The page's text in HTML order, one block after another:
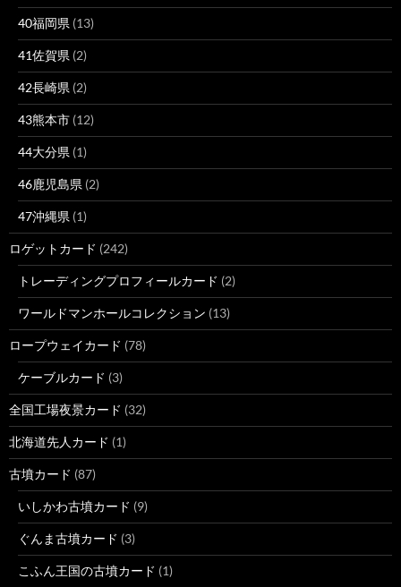
40福岡県 (13)
41佐賀県 (2)
42長崎県 (2)
43熊本市 (12)
44大分県 (1)
46鹿児島県 (2)
47沖縄県 (1)
ロゲットカード (242)
トレーディングプロフィールカード (2)
ワールドマンホールコレクション (13)
ロープウェイカード (78)
ケーブルカード (3)
全国工場夜景カード (32)
北海道先人カード (1)
古墳カード (87)
いしかわ古墳カード (9)
ぐんま古墳カード (3)
こふん王国の古墳カード (1)